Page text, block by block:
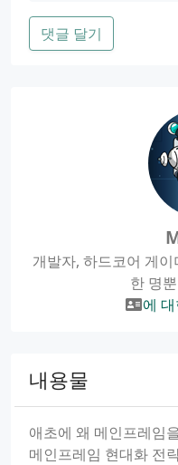
댓글 달기
개발자, 하드코어 게
한 명
에
내용물
애초에 왜 메인프레임
메인프레임 현대화 전